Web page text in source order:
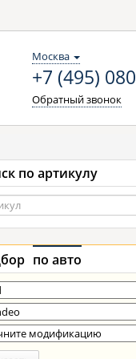
Москва
+7 (495)
Обратный звонок
по артикулу
по авто